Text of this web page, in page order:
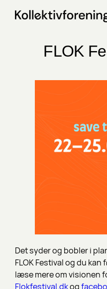
FLOK
Det syder og bobler i
FLOK Festival og du
læse mere om visionen
Flokfestival.dkog